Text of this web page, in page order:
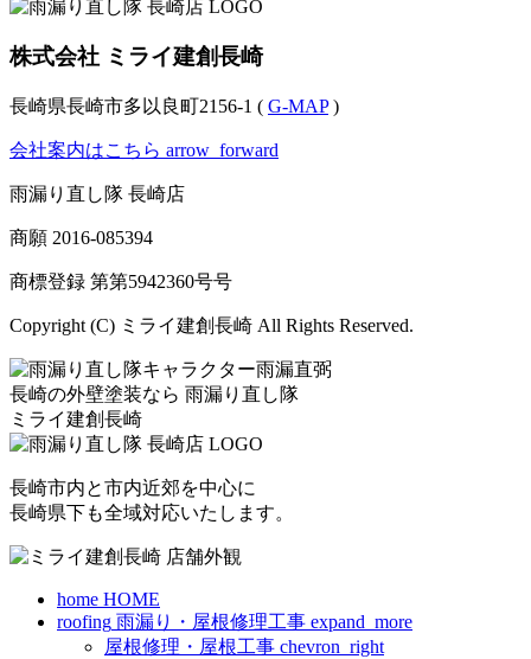
株式会社 ミライ建創長崎
長崎県長崎市多以良町2156-1 ( G-MAP)
会社案内はこちら arrow_forward
雨漏り直し隊 長崎店
商願 2016-085394
商標登録 第第5942360号号
Copyright (C) ミライ建創長崎 All Rights Reserved.
長崎の外壁塗装なら 雨漏り直し隊
ミライ建創長崎
長崎市内と市内近郊を中心に
長崎県下も全域対応いたします。
home HOME
roofing 雨漏り・屋根修理工事 expand_more
屋根修理・屋根工事 chevron_right